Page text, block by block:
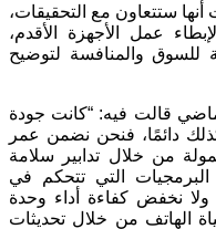
ستتعاون مع التحقيقات،
عمل الأجهزة الأقدم،
للسوق والمنافسة لتوضيح
قالت فيه: “كانت جودة
دائمًا، فنحن نضمن عمر
من خلال تدابير سلامة
التي تتحكم في
نخفض كفاءة أداء وحدة
الهاتف من خلال تحديثات